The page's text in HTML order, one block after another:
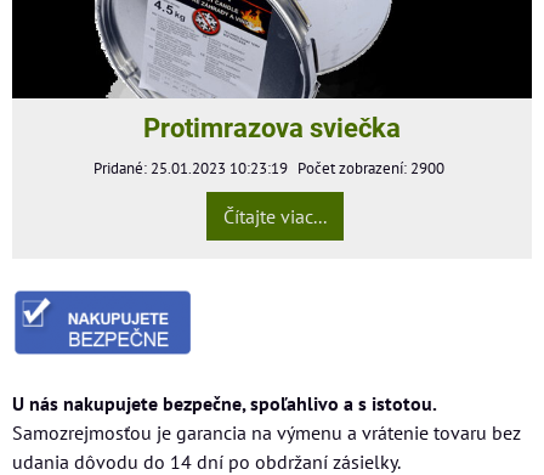
Protimrazova sviečka
Pridané: 25.01.2023 10:23:19 Počet zobrazení: 2900
Čítajte viac...
U nás nakupujete bezpečne, spoľahlivo a s istotou.
Samozrejmosťou je garancia na výmenu a vrátenie tovaru bez
udania dôvodu do 14 dní po obdržaní zásielky.